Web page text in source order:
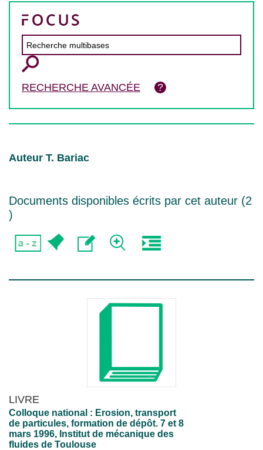
RECHERCHE AVANCÉE
Auteur T. Bariac
Documents disponibles écrits par cet auteur (2
)
LIVRE
Colloque national : Erosion, transport
de particules, formation de dépôt. 7 et 8
mars 1996, Institut de mécanique des
fluides de Toulouse